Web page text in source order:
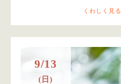
くわしく見る
9/13
(日)